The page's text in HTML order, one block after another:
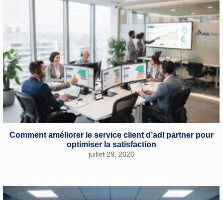
Comment améliorer le service client d’adl partner pour
optimiser la satisfaction
juillet 29, 2026